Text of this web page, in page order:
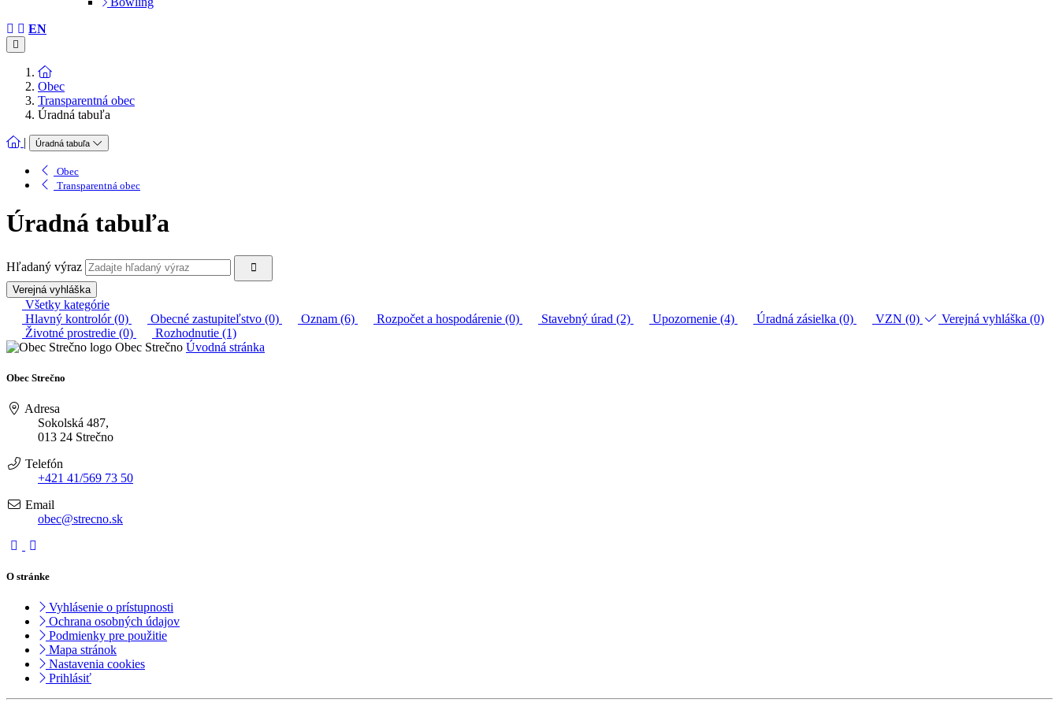
EN
Obec
Transparentná obec
Úradná tabuľa
| Úradná tabuľa
Obec
Transparentná obec
Úradná tabuľa
Hľadaný výraz
Verejná vyhláška
Všetky kategórie
Hlavný kontrolór (0)
Obecné zastupiteľstvo (0) Oznam (6) Rozpočet a hospodárenie (0) Stavebný úrad (2) Upozornenie (4) Úradná zásielka (0) VZN (0)
Verejná vyhláška (0)
Životné prostredie (0)
Rozhodnutie (1)
Obec Strečno Úvodná stránka
Obec Strečno
Adresa
Sokolská 487,
013 24 Strečno
Telefón
+421 41/569 73 50
Email
obec@strecno.sk
O stránke
Vyhlásenie o prístupnosti
Ochrana osobných údajov
Podmienky pre použitie
Mapa stránok
Nastavenia cookies
Prihlásiť